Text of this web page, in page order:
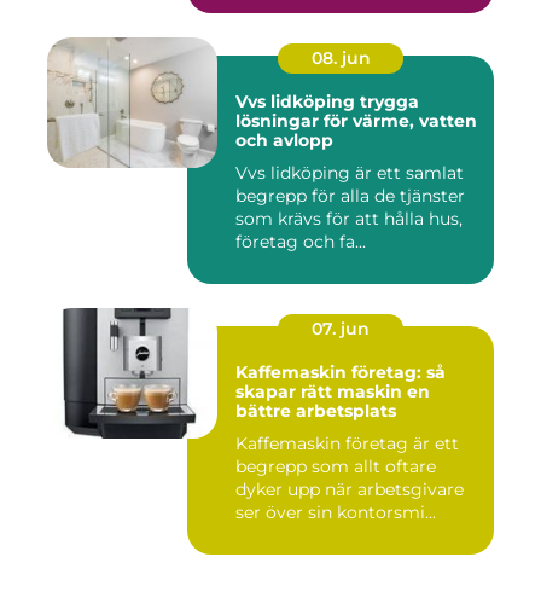
08. jun
Vvs lidköping trygga
lösningar för värme, vatten
och avlopp
Vvs lidköping är ett samlat
begrepp för alla de tjänster
som krävs för att hålla hus,
företag och fa...
07. jun
Kaffemaskin företag: så
skapar rätt maskin en
bättre arbetsplats
Kaffemaskin företag är ett
begrepp som allt oftare
dyker upp när arbetsgivare
ser över sin kontorsmi...